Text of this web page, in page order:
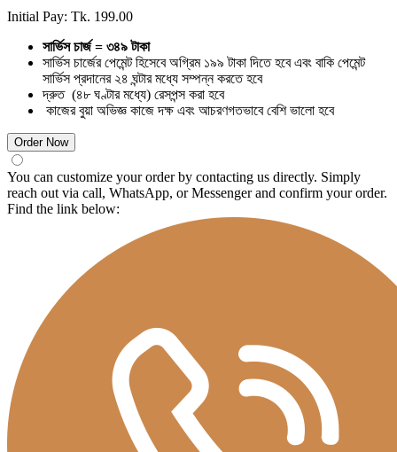
Initial Pay: Tk. 199.00
সার্ভিস চার্জ = ৩৪৯ টাকা
সার্ভিস চার্জের পেমেন্ট হিসেবে অগ্রিম ১৯৯ টাকা দিতে হবে এবং বাকি পেমেন্ট
সার্ভিস প্রদানের ২৪ ঘন্টার মধ্যে সম্পন্ন করতে হবে
দ্রুত (৪৮ ঘণ্টার মধ্যে) রেসপন্স করা হবে
কাজের বুয়া অভিজ্ঞ কাজে দক্ষ এবং আচরণগতভাবে বেশি ভালো হবে
Order Now
You can customize your order by contacting us directly. Simply
reach out via call, WhatsApp, or Messenger and confirm your order.
Find the link below: